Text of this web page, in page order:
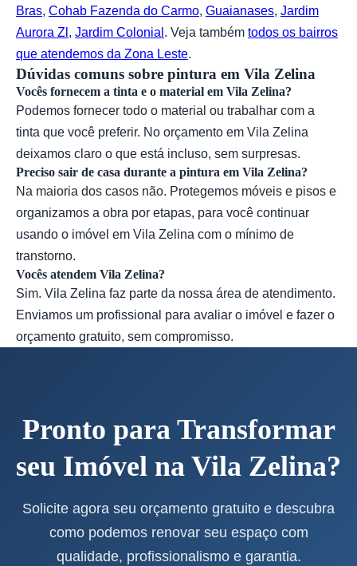
Bras, Cohab Fazenda do Carmo, Guaianases, Jardim
Aurora Zl , Jardim Colonial . Veja também todos os bairros
que atendemos da Zona Leste.
Dúvidas comuns sobre pintura em Vila Zelina
Vocês fornecem a tinta e o material em Vila Zelina?
Podemos fornecer todo o material ou trabalhar com a
tinta que você preferir. No orçamento em Vila Zelina
deixamos claro o que está incluso, sem surpresas.
Preciso sair de casa durante a pintura em Vila Zelina?
Na maioria dos casos não. Protegemos móveis e pisos e
organizamos a obra por etapas, para você continuar
usando o imóvel em Vila Zelina com o mínimo de
transtorno.
Vocês atendem Vila Zelina?
Sim. Vila Zelina faz parte da nossa área de atendimento.
Enviamos um profissional para avaliar o imóvel e fazer o
orçamento gratuito, sem compromisso.
Pronto para Transformar
seu Imóvel na Vila Zelina?
Solicite agora seu orçamento gratuito e descubra
como podemos renovar seu espaço com
qualidade, profissionalismo e garantia.